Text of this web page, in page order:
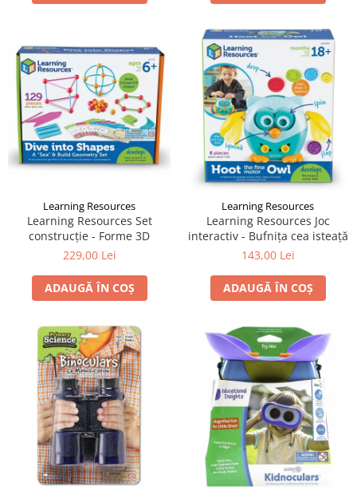
Learning Resources
Learning Resources Set
construcție - Forme 3D
229,00 Lei
ADAUGĂ ÎN COȘ
Learning Resources
Learning Resources Joc
interactiv - Bufnița cea isteață
143,00 Lei
ADAUGĂ ÎN COȘ